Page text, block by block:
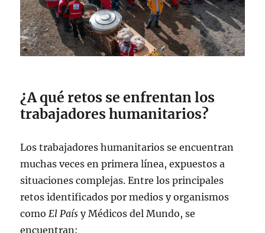
¿A qué retos se enfrentan los
trabajadores humanitarios?
Los trabajadores humanitarios se encuentran
muchas veces en primera línea, expuestos a
situaciones complejas. Entre los principales
retos identificados por medios y organismos
comoEl País y Médicos del Mundo, se
encuentran: